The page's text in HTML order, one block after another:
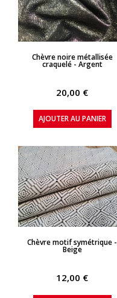
APERÇU RAPIDE
Chèvre noire métallisée
craquelé - Argent
20,00 €
AJOUTER AU PANIER
APERÇU RAPIDE
Chèvre motif symétrique -
Beige
12,00 €